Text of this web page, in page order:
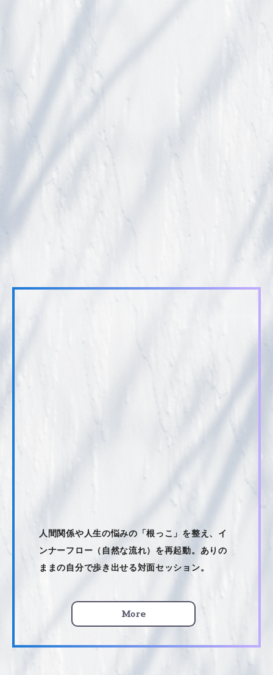
人間関係や人生の悩みの「根っこ」を整え、イ
ンナーフロー（自然な流れ）を再起動。ありの
ままの自分で歩き出せる対面セッション。
More